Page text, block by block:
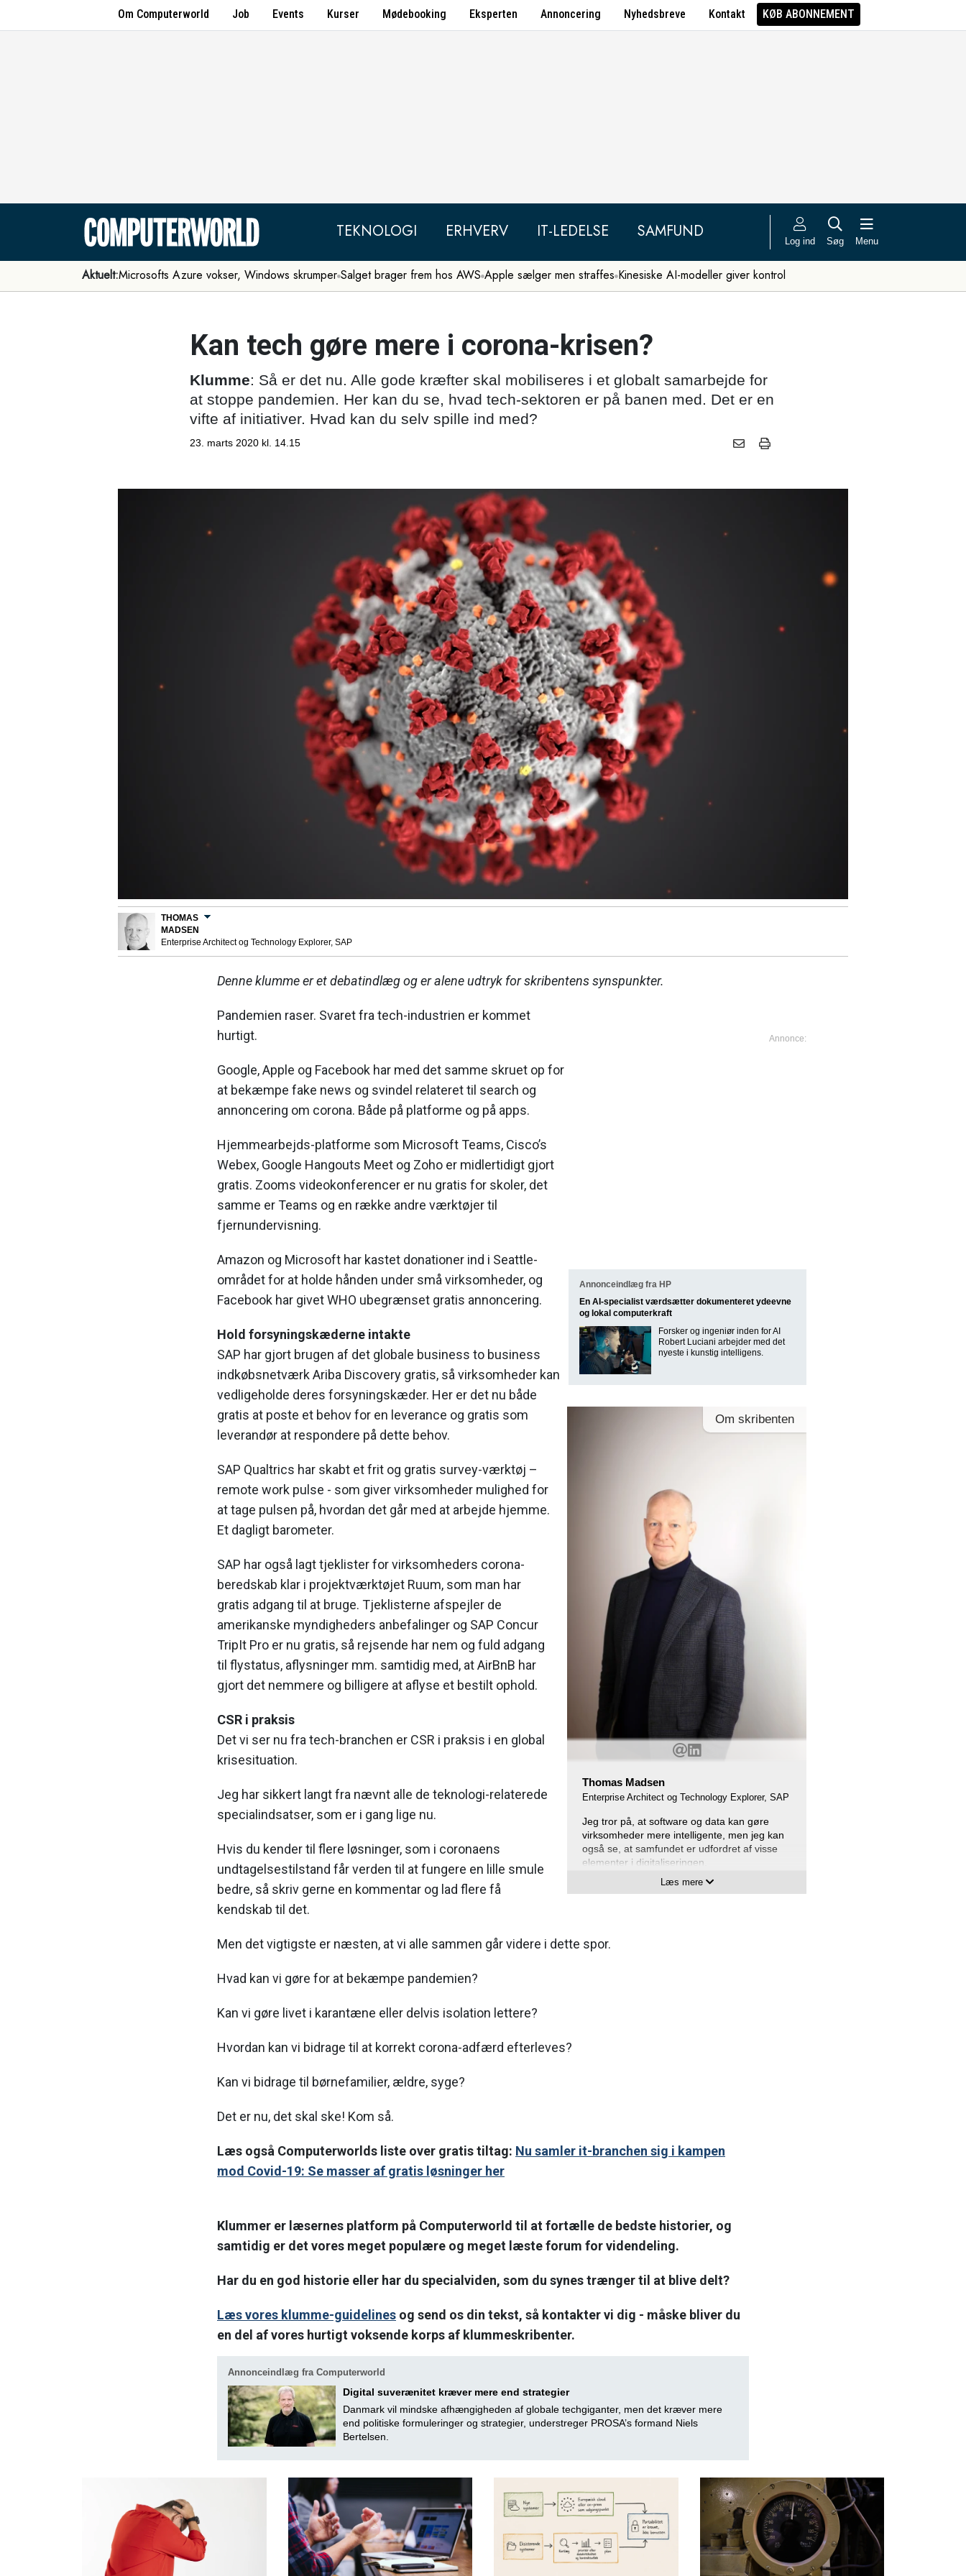
Om Computerworld Job Events Kurser Mødebooking Eksperten Annoncering Nyhedsbreve Kontakt KØB ABONNEMENT
TEKNOLOGI ERHVERV IT-LEDELSE SAMFUND Log ind Søg Menu
Aktuelt:Microsofts Azure vokser, Windows skrumper Salget brager frem hos AWS Apple sælger men straffes Kinesiske AI-modeller giver kontrol
Kan tech gøre mere i corona-krisen?
Klumme: Så er det nu. Alle gode kræfter skal mobiliseres i et globalt samarbejde for
at stoppe pandemien. Her kan du se, hvad tech-sektoren er på banen med. Det er en
vifte af initiativer. Hvad kan du selv spille ind med?
23. marts 2020 kl. 14.15
THOMAS
MADSEN
Enterprise Architect og Technology Explorer, SAP
Annonceindlæg fra HP
En AI-specialist værdsætter dokumenteret ydeevne
og lokal computerkraft
Forsker og ingeniør inden for AI
Robert Luciani arbejder med det
nyeste i kunstig intelligens.
Thomas Madsen
Enterprise Architect og Technology Explorer, SAP
Jeg tror på, at software og data kan gøre
virksomheder mere intelligente, men jeg kan
også se, at samfundet er udfordret af visse
elementer i digitaliseringen.
Mit professionelle liv startede med en
Læs mere
Denne klumme er et debatindlæg og er alene udtryk for skribentens synspunkter.
Pandemien raser. Svaret fra tech-industrien er kommet
hurtigt.
Google, Apple og Facebook har med det samme skruet op for
at bekæmpe fake news og svindel relateret til search og
annoncering om corona. Både på platforme og på apps.
Hjemmearbejds-platforme som Microsoft Teams, Cisco’s
Webex, Google Hangouts Meet og Zoho er midlertidigt gjort
gratis. Zooms videokonferencer er nu gratis for skoler, det
samme er Teams og en række andre værktøjer til
fjernundervisning.
Amazon og Microsoft har kastet donationer ind i Seattle-
området for at holde hånden under små virksomheder, og
Facebook har givet WHO ubegrænset gratis annoncering.
Hold forsyningskæderne intakte
SAP har gjort brugen af det globale business to business
indkøbsnetværk Ariba Discovery gratis, så virksomheder kan
vedligeholde deres forsyningskæder. Her er det nu både
gratis at poste et behov for en leverance og gratis som
leverandør at respondere på dette behov.
SAP Qualtrics har skabt et frit og gratis survey-værktøj –
remote work pulse - som giver virksomheder mulighed for
at tage pulsen på, hvordan det går med at arbejde hjemme.
Et dagligt barometer.
SAP har også lagt tjeklister for virksomheders corona-
beredskab klar i projektværktøjet Ruum, som man har
gratis adgang til at bruge. Tjeklisterne afspejler de
amerikanske myndigheders anbefalinger og SAP Concur
TripIt Pro er nu gratis, så rejsende har nem og fuld adgang
til flystatus, aflysninger mm. samtidig med, at AirBnB har
gjort det nemmere og billigere at aflyse et bestilt ophold.
CSR i praksis
Det vi ser nu fra tech-branchen er CSR i praksis i en global
krisesituation.
Jeg har sikkert langt fra nævnt alle de teknologi-relaterede
specialindsatser, som er i gang lige nu.
Hvis du kender til flere løsninger, som i coronaens
undtagelsestilstand får verden til at fungere en lille smule
bedre, så skriv gerne en kommentar og lad flere få
kendskab til det.
Men det vigtigste er næsten, at vi alle sammen går videre i dette spor.
Hvad kan vi gøre for at bekæmpe pandemien?
Kan vi gøre livet i karantæne eller delvis isolation lettere?
Hvordan kan vi bidrage til at korrekt corona-adfærd efterleves?
Kan vi bidrage til børnefamilier, ældre, syge?
Det er nu, det skal ske! Kom så.
Læs også Computerworlds liste over gratis tiltag: Nu samler it-branchen sig i kampen
mod Covid-19: Se masser af gratis løsninger her
Klummer er læsernes platform på Computerworld til at fortælle de bedste historier, og
samtidig er det vores meget populære og meget læste forum for videndeling.
Har du en god historie eller har du specialviden, som du synes trænger til at blive delt?
Læs vores klumme-guidelines og send os din tekst, så kontakter vi dig - måske bliver du
en del af vores hurtigt voksende korps af klummeskribenter.
Annonceindlæg fra Computerworld
Digital suverænitet kræver mere end strategier
Danmark vil mindske afhængigheden af globale techgiganter, men det kræver mere
end politiske formuleringer og strategier, understreger PROSA’s formand Niels
Bertelsen.